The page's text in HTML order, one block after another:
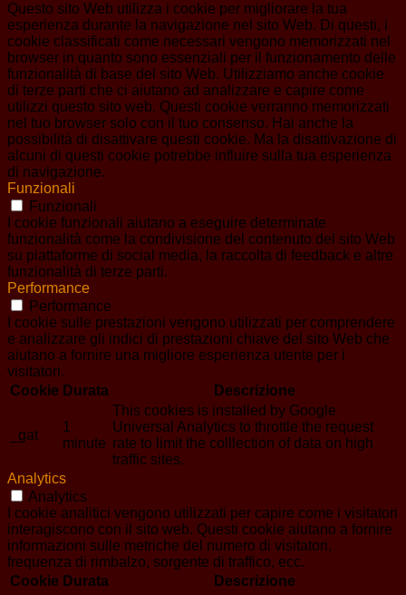
Questo sito Web utilizza i cookie per migliorare la tua
esperienza durante la navigazione nel sito Web. Di questi, i
cookie classificati come necessari vengono memorizzati nel
browser in quanto sono essenziali per il funzionamento delle
funzionalità di base del sito Web. Utilizziamo anche cookie
di terze parti che ci aiutano ad analizzare e capire come
utilizzi questo sito web. Questi cookie verranno memorizzati
nel tuo browser solo con il tuo consenso. Hai anche la
possibilità di disattivare questi cookie. Ma la disattivazione di
alcuni di questi cookie potrebbe influire sulla tua esperienza
di navigazione.
Funzionali
Funzionali
I cookie funzionali aiutano a eseguire determinate
funzionalità come la condivisione del contenuto del sito Web
su piattaforme di social media, la raccolta di feedback e altre
funzionalità di terze parti.
Performance
Performance
I cookie sulle prestazioni vengono utilizzati per comprendere
e analizzare gli indici di prestazioni chiave del sito Web che
aiutano a fornire una migliore esperienza utente per i
visitatori.
Cookie Durata Descrizione
_gat
1
minute
This cookies is installed by Google
Universal Analytics to throttle the request
rate to limit the colllection of data on high
traffic sites.
Analytics
Analytics
I cookie analitici vengono utilizzati per capire come i visitatori
interagiscono con il sito web. Questi cookie aiutano a fornire
informazioni sulle metriche del numero di visitatori,
frequenza di rimbalzo, sorgente di traffico, ecc.
Cookie Durata Descrizione